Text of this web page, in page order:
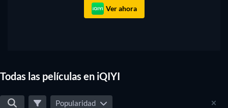
Ver ahora
Todas las películas en iQIYI
Popularidad